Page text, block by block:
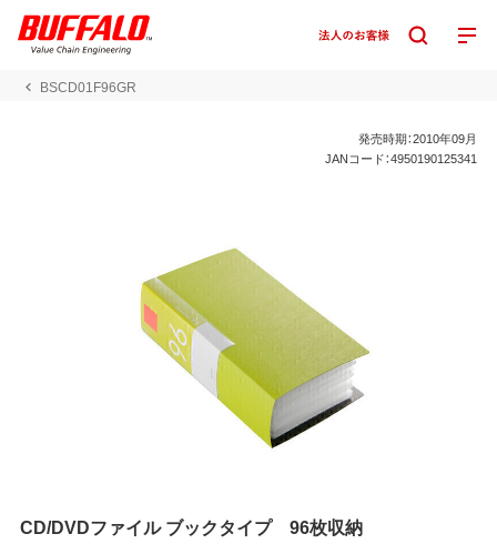
BSCD01F96GR
発売時期：2010年09月
JANコード：4950190125341
CD/DVDファイル ブックタイプ 96枚収納